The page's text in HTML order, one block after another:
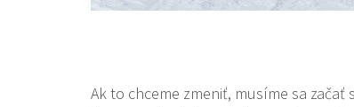
Ak to chceme zmeniť, musíme sa začať